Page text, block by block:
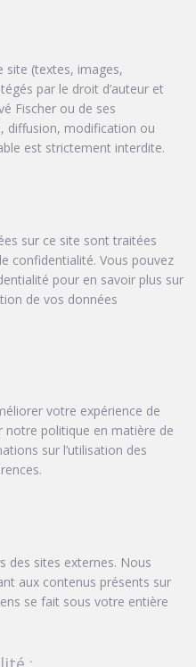
site (textes, images,
par le droit d’auteur et
Fischer ou de ses
diffusion, modification ou
est strictement interdite.
sur ce site sont traitées
confidentialité. Vous pouvez
pour en savoir plus sur
de vos données
votre expérience de
notre politique en matière de
sur l’utilisation des
des sites externes. Nous
aux contenus présents sur
se fait sous votre entière